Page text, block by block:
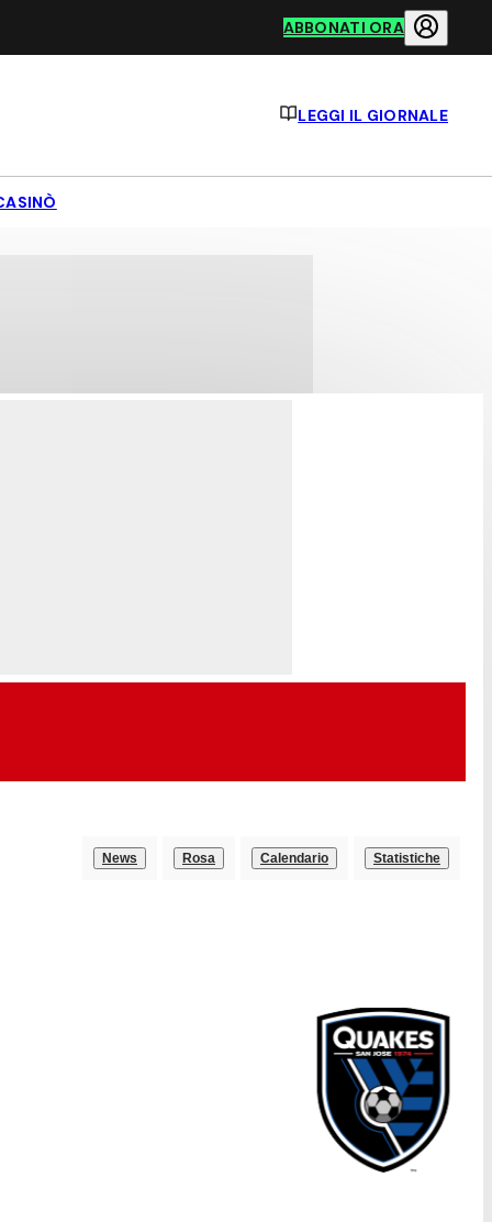
ABBONATI ORA
LEGGI IL GIORNALE
News Rosa Calendario Statistiche